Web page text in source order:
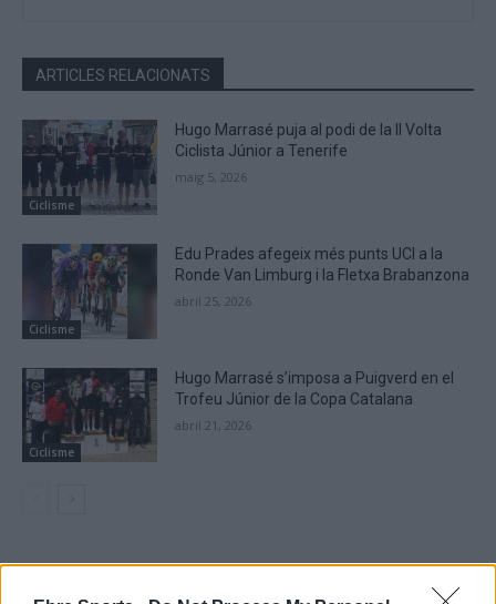
ARTICLES RELACIONATS
Ciclisme
Hugo Marrasé puja al podi de la II Volta
Ciclista Júnior a Tenerife
maig 5, 2026
Ciclisme
Edu Prades afegeix més punts UCI a la
Ronde Van Limburg i la Fletxa Brabanzona
abril 25, 2026
Ciclisme
Hugo Marrasé s’imposa a Puigverd en el
Trofeu Júnior de la Copa Catalana
abril 21, 2026